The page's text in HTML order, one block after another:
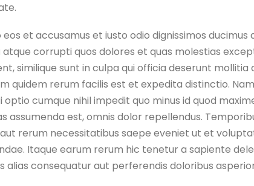
et accusamus et iusto odio dignissimos
atque corrupti quos dolores et quas molestias
similique sunt in culpa qui officia deserunt
quidem rerum facilis est et expedita distinctio.
optio cumque nihil impedit quo minus id quod
assumenda est, omnis dolor repellendus.
rerum necessitatibus saepe eveniet ut et
Itaque earum rerum hic tenetur a sapiente
alias consequatur aut perferendis doloribus